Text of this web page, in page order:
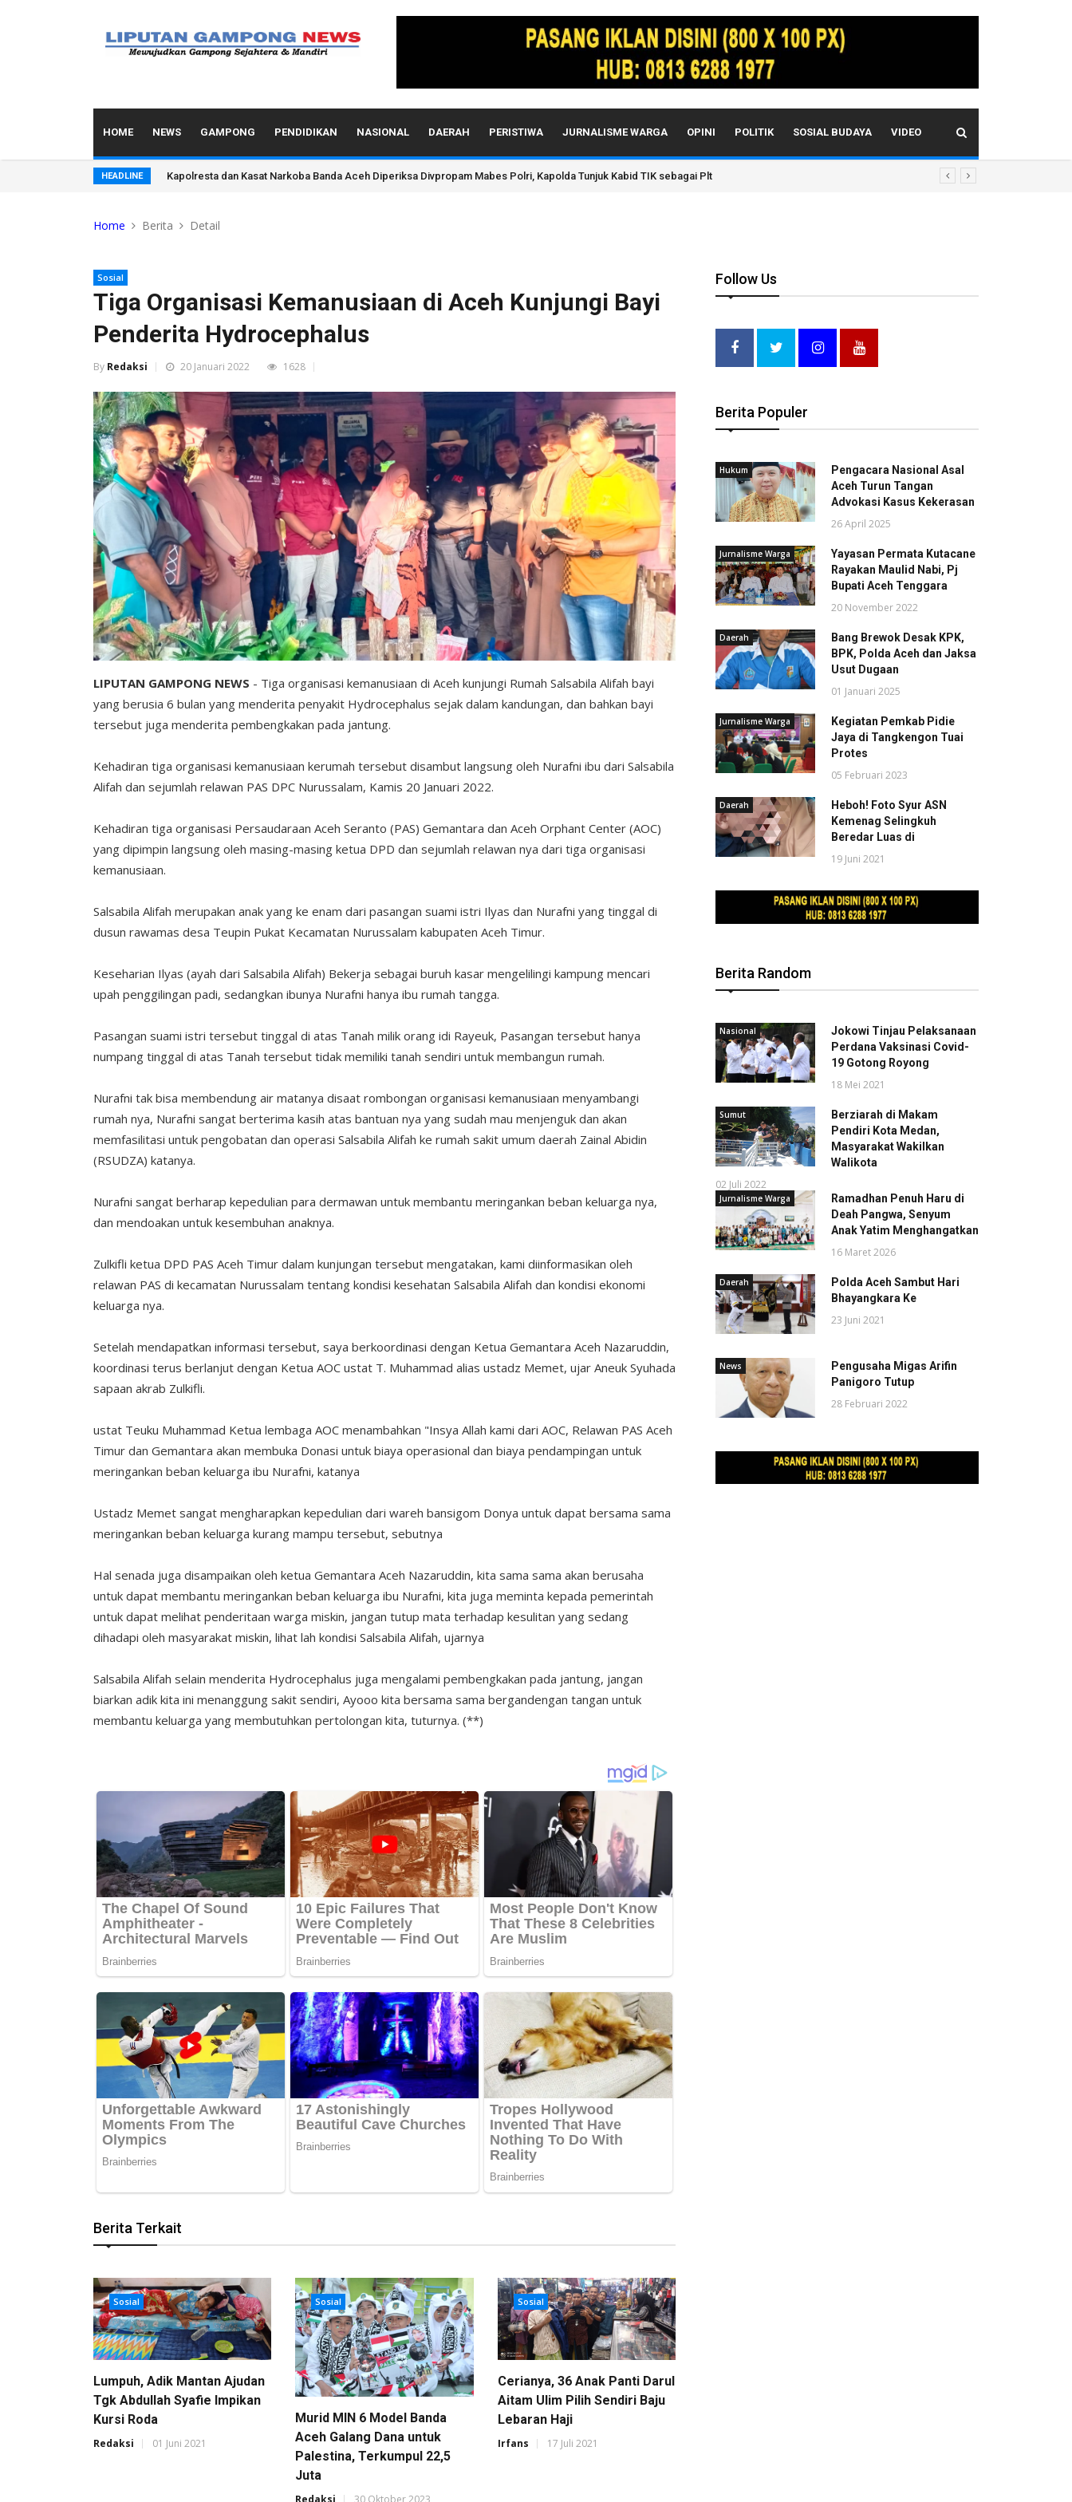
HOME NEWS GAMPONG PENDIDIKAN NASIONAL DAERAH PERISTIWA JURNALISME WARGA OPINI POLITIK SOSIAL BUDAYA VIDEO
HEADLINE Kapolresta dan Kasat Narkoba Banda Aceh Diperiksa Divpropam Mabes Polri, Kapolda Tunjuk Kabid TIK sebagai Plt
Home Berita Detail
Sosial
Tiga Organisasi Kemanusiaan di Aceh Kunjungi Bayi
Penderita Hydrocephalus
By Redaksi 20 Januari 2022 1628
LIPUTAN GAMPONG NEWS - Tiga organisasi kemanusiaan di Aceh kunjungi Rumah Salsabila Alifah bayi
yang berusia 6 bulan yang menderita penyakit Hydrocephalus sejak dalam kandungan, dan bahkan bayi
tersebut juga menderita pembengkakan pada jantung.
Kehadiran tiga organisasi kemanusiaan kerumah tersebut disambut langsung oleh Nurafni ibu dari Salsabila
Alifah dan sejumlah relawan PAS DPC Nurussalam, Kamis 20 Januari 2022.
Kehadiran tiga organisasi Persaudaraan Aceh Seranto (PAS) Gemantara dan Aceh Orphant Center (AOC)
yang dipimpin langsung oleh masing-masing ketua DPD dan sejumlah relawan nya dari tiga organisasi
kemanusiaan.
Salsabila Alifah merupakan anak yang ke enam dari pasangan suami istri Ilyas dan Nurafni yang tinggal di
dusun rawamas desa Teupin Pukat Kecamatan Nurussalam kabupaten Aceh Timur.
Keseharian Ilyas (ayah dari Salsabila Alifah) Bekerja sebagai buruh kasar mengelilingi kampung mencari
upah penggilingan padi, sedangkan ibunya Nurafni hanya ibu rumah tangga.
Pasangan suami istri tersebut tinggal di atas Tanah milik orang idi Rayeuk, Pasangan tersebut hanya
numpang tinggal di atas Tanah tersebut tidak memiliki tanah sendiri untuk membangun rumah.
Nurafni tak bisa membendung air matanya disaat rombongan organisasi kemanusiaan menyambangi
rumah nya, Nurafni sangat berterima kasih atas bantuan nya yang sudah mau menjenguk dan akan
memfasilitasi untuk pengobatan dan operasi Salsabila Alifah ke rumah sakit umum daerah Zainal Abidin
(RSUDZA) katanya.
Nurafni sangat berharap kepedulian para dermawan untuk membantu meringankan beban keluarga nya,
dan mendoakan untuk kesembuhan anaknya.
Zulkifli ketua DPD PAS Aceh Timur dalam kunjungan tersebut mengatakan, kami diinformasikan oleh
relawan PAS di kecamatan Nurussalam tentang kondisi kesehatan Salsabila Alifah dan kondisi ekonomi
keluarga nya.
Setelah mendapatkan informasi tersebut, saya berkoordinasi dengan Ketua Gemantara Aceh Nazaruddin,
koordinasi terus berlanjut dengan Ketua AOC ustat T. Muhammad alias ustadz Memet, ujar Aneuk Syuhada
sapaan akrab Zulkifli.
ustat Teuku Muhammad Ketua lembaga AOC menambahkan "Insya Allah kami dari AOC, Relawan PAS Aceh
Timur dan Gemantara akan membuka Donasi untuk biaya operasional dan biaya pendampingan untuk
meringankan beban keluarga ibu Nurafni, katanya
Ustadz Memet sangat mengharapkan kepedulian dari wareh bansigom Donya untuk dapat bersama sama
meringankan beban keluarga kurang mampu tersebut, sebutnya
Hal senada juga disampaikan oleh ketua Gemantara Aceh Nazaruddin, kita sama sama akan berusaha
untuk dapat membantu meringankan beban keluarga ibu Nurafni, kita juga meminta kepada pemerintah
untuk dapat melihat penderitaan warga miskin, jangan tutup mata terhadap kesulitan yang sedang
dihadapi oleh masyarakat miskin, lihat lah kondisi Salsabila Alifah, ujarnya
Salsabila Alifah selain menderita Hydrocephalus juga mengalami pembengkakan pada jantung, jangan
biarkan adik kita ini menanggung sakit sendiri, Ayooo kita bersama sama bergandengan tangan untuk
membantu keluarga yang membutuhkan pertolongan kita, tuturnya. (**)
Berita Terkait
Sosial
Lumpuh, Adik Mantan Ajudan
Tgk Abdullah Syafie Impikan
Kursi Roda
Redaksi 01 Juni 2021
Sosial
Murid MIN 6 Model Banda
Aceh Galang Dana untuk
Palestina, Terkumpul 22,5
Juta
Redaksi 30 Oktober 2023
Sosial
Cerianya, 36 Anak Panti Darul
Aitam Ulim Pilih Sendiri Baju
Lebaran Haji
Irfans 17 Juli 2021
Follow Us
Berita Populer
Hukum
Pengacara Nasional Asal
Aceh Turun Tangan
Advokasi Kasus Kekerasan
26 April 2025
Jurnalisme Warga
Yayasan Permata Kutacane
Rayakan Maulid Nabi, Pj
Bupati Aceh Tenggara
20 November 2022
Daerah
Bang Brewok Desak KPK,
BPK, Polda Aceh dan Jaksa
Usut Dugaan
01 Januari 2025
Jurnalisme Warga
Kegiatan Pemkab Pidie
Jaya di Tangkengon Tuai
Protes
05 Februari 2023
Daerah
Heboh! Foto Syur ASN
Kemenag Selingkuh
Beredar Luas di
19 Juni 2021
Berita Random
Nasional
Jokowi Tinjau Pelaksanaan
Perdana Vaksinasi Covid-
19 Gotong Royong
18 Mei 2021
Sumut
Berziarah di Makam
Pendiri Kota Medan,
Masyarakat Wakilkan
Walikota
02 Juli 2022
Jurnalisme Warga
Ramadhan Penuh Haru di
Deah Pangwa, Senyum
Anak Yatim Menghangatkan
16 Maret 2026
Daerah
Polda Aceh Sambut Hari
Bhayangkara Ke
23 Juni 2021
News
Pengusaha Migas Arifin
Panigoro Tutup
28 Februari 2022